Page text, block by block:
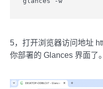
5，打开浏览器访问地址
你部署的 Glances 界面了。